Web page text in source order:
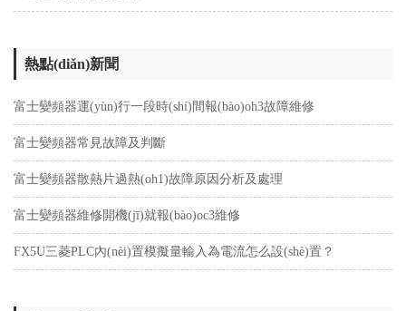
熱點(diǎn)新聞
富士變頻器運(yùn)行一段時(shí)間報(bào)oh3故障維修
富士變頻器常見故障及判斷
富士變頻器散熱片過熱(oh1)故障原因分析及處理
富士變頻器維修開機(jī)就報(bào)oc3維修
FX5U三菱PLC內(nèi)置模擬量輸入為電流怎么設(shè)置？